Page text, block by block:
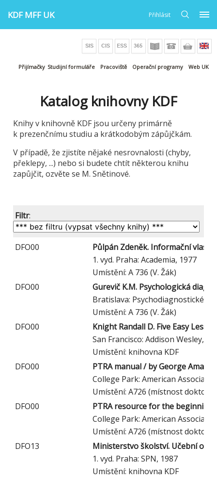
KDF MFF UK Přihlásit
Přijímačky Studijní formuláře Pracoviště Operační programy Web UK
Katalog knihovny KDF
Knihy v knihovně KDF jsou určeny primárně
k prezenčnímu studiu a krátkodobým zápůjčkám.
V případě, že zjistíte nějaké nesrovnalosti (chyby,
překlepy, ...) nebo si budete chtít některou knihu
zapůjčit, ozvěte se M. Snětinové.
Filtr:
DFO00
Půlpán Zdeněk. Informační
1. vyd. Praha: Academia, 1977
Umístění: A 736 (V. Žák)
DFO00
Gurevič K.M. Psychologická
Bratislava: Psychodiagnostické a
Umístění: A 736 (V. Žák)
DFO00
Knight Randall D. Five Easy
San Francisco: Addison Wesley,
Umístění: knihovna KDF
DFO00
PTRA manual / by George
College Park: American
Umístění: A726 (místnost
DFO00
PTRA resource for the beginning
College Park: American
Umístění: A726 (místnost
DFO13
Ministerstvo školství. Učební
1. vyd. Praha: SPN, 1987
Umístění: knihovna KDF